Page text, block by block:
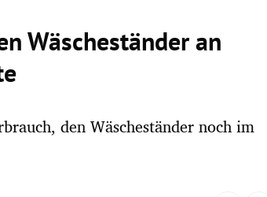
Wäscheständer an
den Wäscheständer noch im